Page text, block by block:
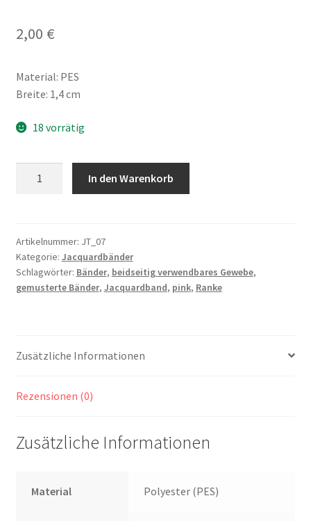
2,00 €
Material: PES
Breite: 1,4 cm
18 vorrätig
Ranke,
pink
Menge
In den Warenkorb
Artikelnummer: JT_07
Kategorie: Jacquardbänder
Schlagwörter: Bänder, beidseitig verwendbares Gewebe,
gemusterte Bänder, Jacquardband, pink, Ranke
Zusätzliche Informationen
Rezensionen (0)
Zusätzliche Informationen
Material Polyester (PES)